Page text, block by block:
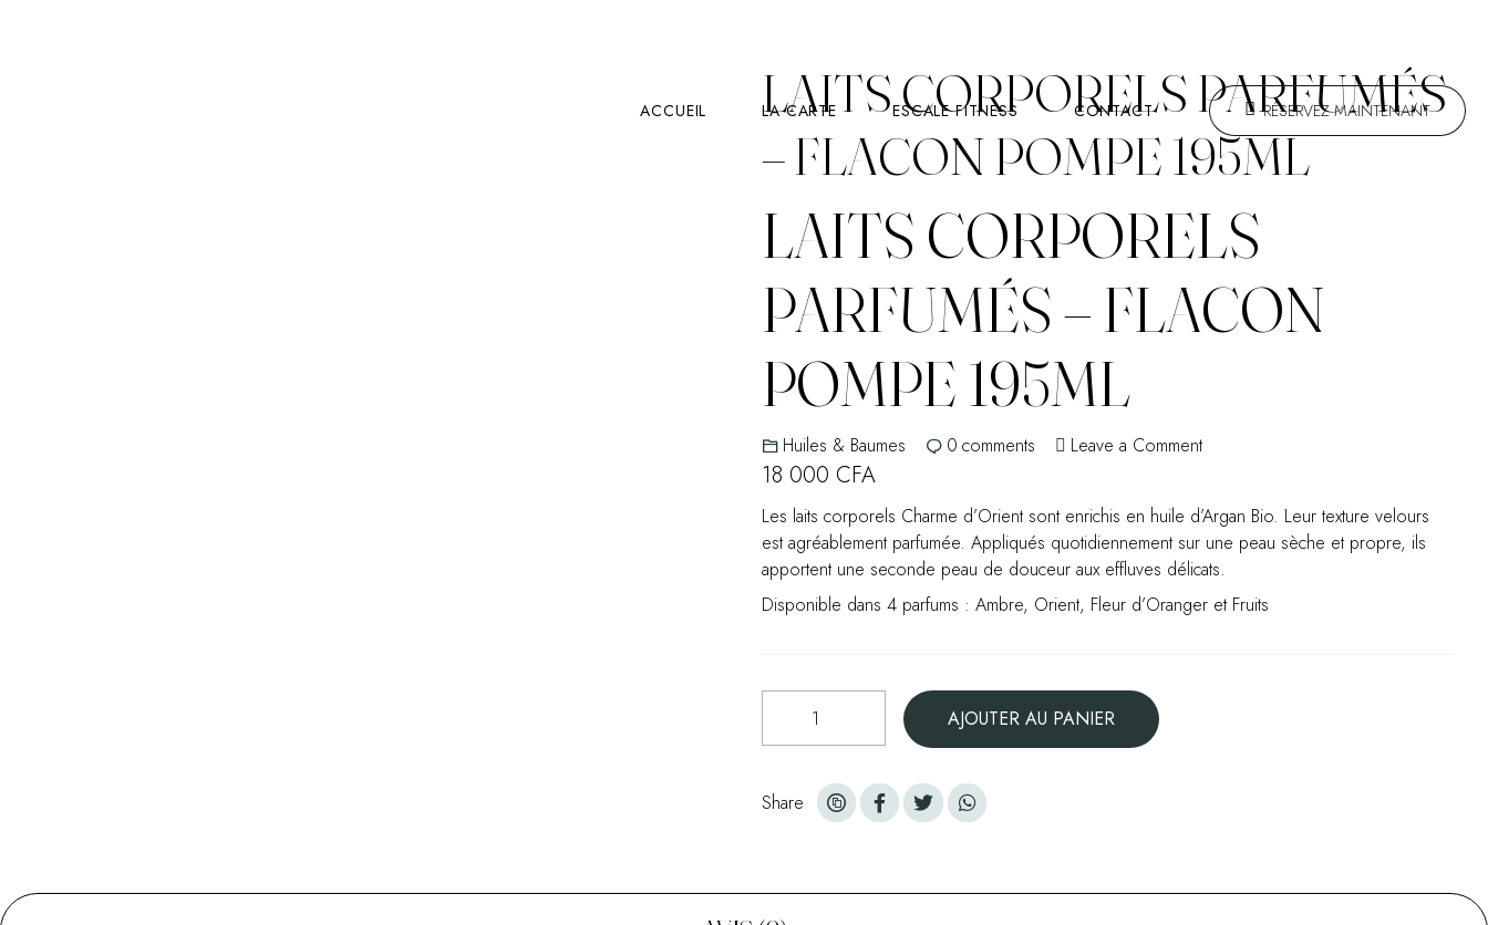
ACCUEIL LA CARTE ESCALE FITNESS CONTACT RÉSERVEZ MAINTENANT
LAITS CORPORELS PARFUMÉS
– FLACON POMPE 195ML
LAITS CORPORELS
PARFUMÉS – FLACON
POMPE 195ML
Huiles & Baumes 0 comments Leave a Commenton
parfumés
–
Flacon
pompe
18 000 CFA
Les laits corporels Charme d’Orient sont enrichis en huile d’Argan Bio. Leur texture velours
est agréablement parfumée. Appliqués quotidiennement sur une peau sèche et propre, ils
apportent une seconde peau de douceur aux effluves délicats.
Disponible dans 4 parfums : Ambre, Orient, Fleur d’Oranger et Fruits
corporels
parfumés
pompe
195ml
AJOUTER AU PANIER
Share